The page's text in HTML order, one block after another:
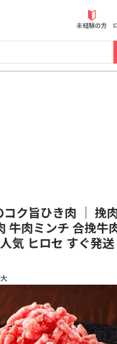
未経験の方
ク旨ひき肉 ｜ 挽
牛肉ミンチ 合挽牛
気 ヒロセ すぐ発